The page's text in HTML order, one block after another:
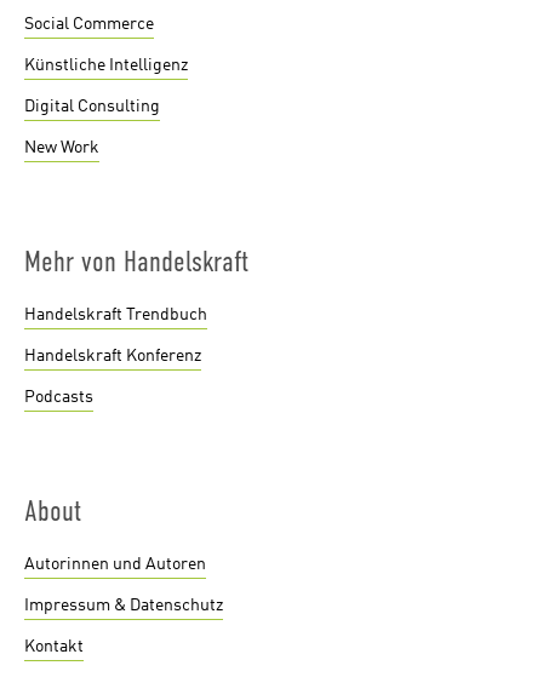
Social Commerce
Künstliche Intelligenz
Digital Consulting
New Work
Mehr von Handelskraft
Handelskraft Trendbuch
Handelskraft Konferenz
Podcasts
About
Autorinnen und Autoren
Impressum & Datenschutz
Kontakt